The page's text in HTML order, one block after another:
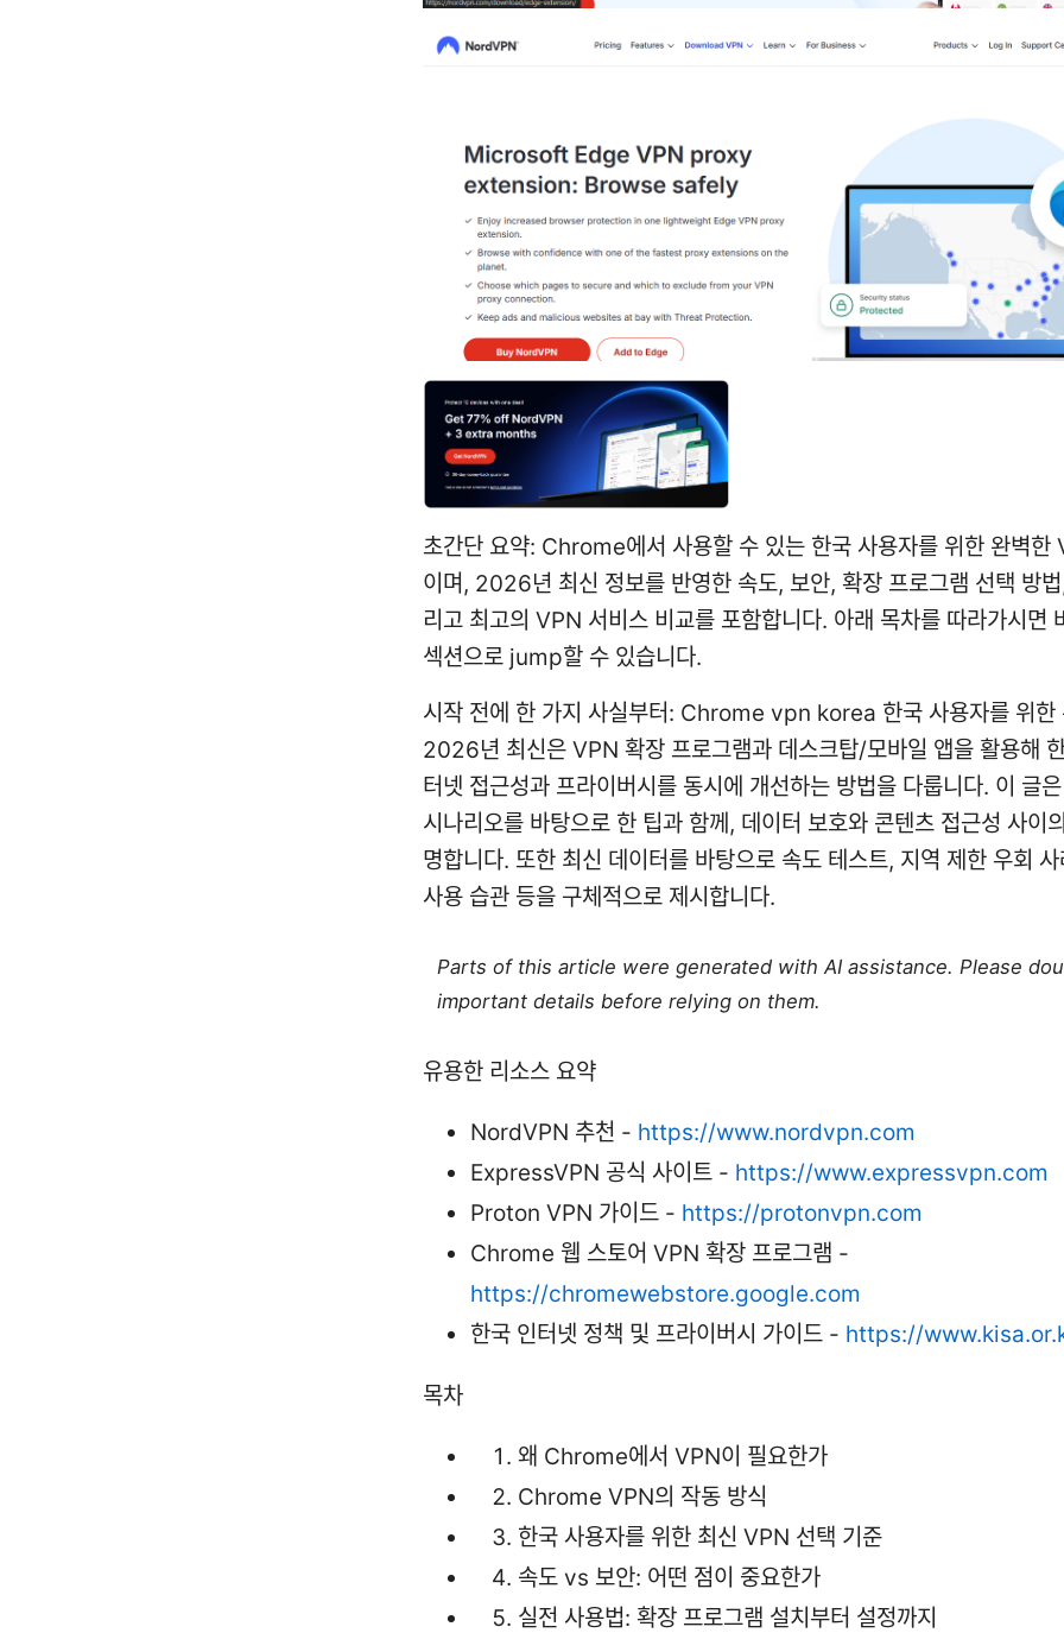
초간단 요약: Chrome에서 사용할 수 있는 한국 사용자를 위한 완벽한
이며, 2026년 최신 정보를 반영한 속도, 보안, 확장 프로그램 선택 방
리고 최고의 VPN 서비스 비교를 포함합니다. 아래 목차를 따라가시면
섹션으로 jump할 수 있습니다.
시작 전에 한 가지 사실부터: Chrome vpn korea 한국 사용자를 위한
2026년 최신은 VPN 확장 프로그램과 데스크탑/모바일 앱을 활용해
터넷 접근성과 프라이버시를 동시에 개선하는 방법을 다룹니다. 이 글
시나리오를 바탕으로 한 팁과 함께, 데이터 보호와 콘텐츠 접근성 사이
명합니다. 또한 최신 데이터를 바탕으로 속도 테스트, 지역 제한 우회
사용 습관 등을 구체적으로 제시합니다.
Parts of this article were generated with AI assistance. Please
important details before relying on them.
유용한 리소스 요약
NordVPN 추천 - https://www.nordvpn.com
ExpressVPN 공식 사이트 - https://www.expressvpn.com
Proton VPN 가이드 - https://protonvpn.com
Chrome 웹 스토어 VPN 확장 프로그램 -
https://chromewebstore.google.com
한국 인터넷 정책 및 프라이버시 가이드 - https://
목차
왜 Chrome에서 VPN이 필요한가
Chrome VPN의 작동 방식
한국 사용자를 위한 최신 VPN 선택 기준
속도 vs 보안: 어떤 점이 중요한가
실전 사용법: 확장 프로그램 설치부터 설정까지